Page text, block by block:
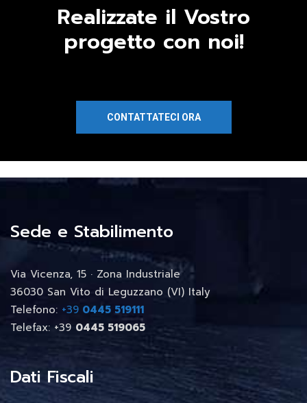
Realizzate il Vostro
progetto con noi!
CONTATTATECI ORA
Sede e Stabilimento
Via Vicenza, 15 · Zona Industriale
36030 San Vito di Leguzzano (VI) Italy
Telefono: +39 0445 519111
Telefax: +39 0445 519065
Dati Fiscali